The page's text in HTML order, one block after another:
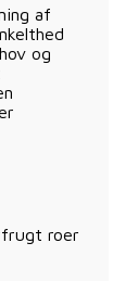
af
og
roer